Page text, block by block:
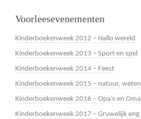
Voorleesevenementen
Kinderboekenweek 2012 – Hallo wereld
Kinderboekenweek 2013 – Sport en spel
Kinderboekenweek 2014 – Feest
Kinderboekenweek 2015 – natuur,
Kinderboekenweek 2016 – Opa’s en
Kinderboekenweek 2017 – Gruwelijk eng